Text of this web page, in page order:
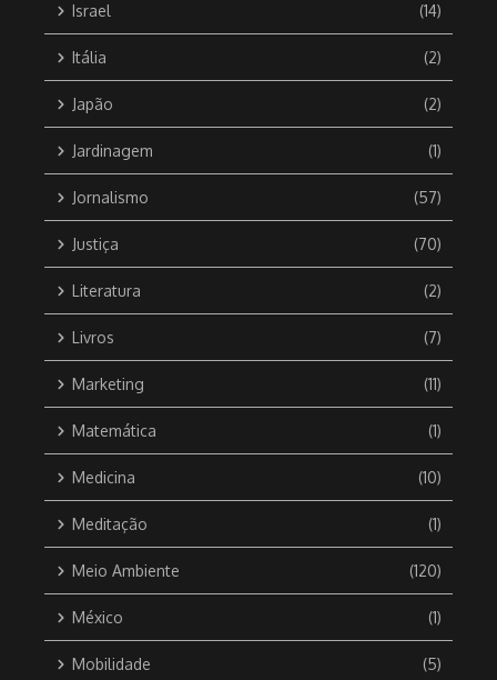
Israel (14)
Itália (2)
Japão (2)
Jardinagem (1)
Jornalismo (57)
Justiça (70)
Literatura (2)
Livros (7)
Marketing (11)
Matemática (1)
Medicina (10)
Meditação (1)
Meio Ambiente (120)
México (1)
Mobilidade (5)